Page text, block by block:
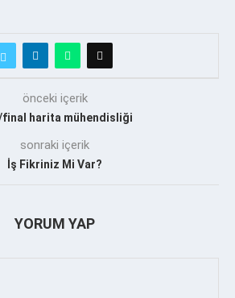
önceki içerik
harita mühendisliği
sonraki içerik
İş Fikriniz Mi Var?
YORUM YAP